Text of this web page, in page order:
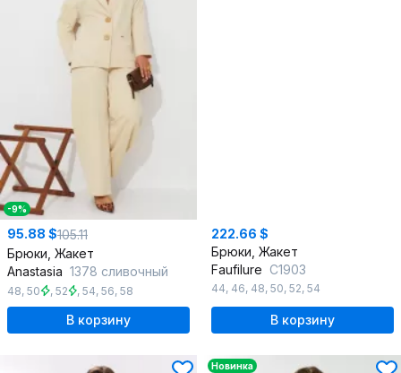
-9%
95.88 $105.11
Брюки, Жакет
Anastasia 1378 сливочный
48, 50 , 52 , 54, 56, 58
В корзину
222.66 $
Брюки, Жакет
Faufilure С1903
44, 46, 48, 50, 52, 54
В корзину
Новинка